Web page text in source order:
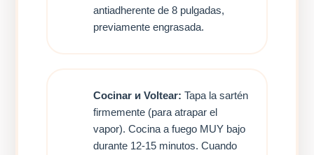
antiadherente de 8 pulgadas,
previamente engrasada.
Cocinar и Voltear: Tapa la sartén
firmemente (para atrapar el
vapor). Cocina a fuego MUY bajo
durante 12-15 minutos. Cuando